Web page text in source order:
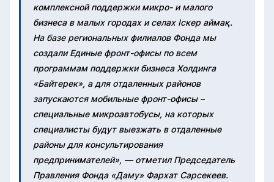
комплексной поддержки микро- и малого
бизнеса в малых городах и селах Іскер аймақ.
На базе региональных филиалов Фонда мы
создали Единые фронт-офисы по всем
программам поддержки бизнеса Холдинга
«Байтерек», а для отдаленных районов
запускаются мобильные фронт-офисы –
специальные микроавтобусы, на которых
специалисты будут выезжать в отдаленные
районы для консультирования
предпринимателей», — отметил Председатель
Правления Фонда «Даму» Фархат Сарсекеев.